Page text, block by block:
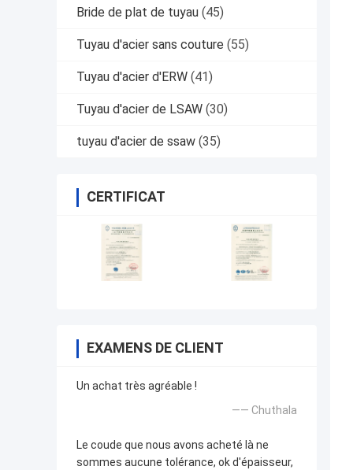
Bride de plat de tuyau (45)
Tuyau d'acier sans couture (55)
Tuyau d'acier d'ERW (41)
Tuyau d'acier de LSAW (30)
tuyau d'acier de ssaw (35)
CERTIFICAT
EXAMENS DE CLIENT
Un achat très agréable !
—— Chuthala
Le coude que nous avons acheté là ne
sommes aucune tolérance, ok d'épaisseur,